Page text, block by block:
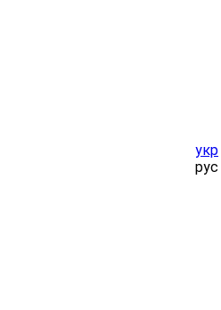
укр
рус